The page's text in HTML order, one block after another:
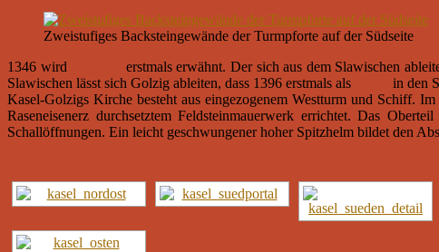
Zweistufiges Backsteingewände der Turmpforte auf der Südseite
1346 wird
erstmals erwähnt. Der sich aus dem Slawischen
Slawischen lässt sich Golzig ableiten, dass 1396 erstmals als
in den
Kasel-Golzigs Kirche besteht aus eingezogenem Westturm und Schiff.
Raseneisenerz durchsetztem Feldsteinmauerwerk errichtet. Das
Schallöffnungen. Ein leicht geschwungener hoher Spitzhelm bildet den